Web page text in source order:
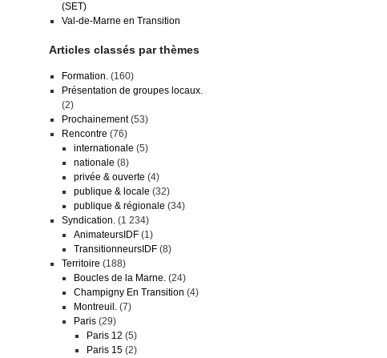
(SET)
Val-de-Marne en Transition
Articles classés par thèmes
Formation.(160)
Présentation de groupes locaux.
(2)
Prochainement(53)
Rencontre (76)
internationale (5)
nationale (8)
privée & ouverte (4)
publique & locale (32)
publique & régionale (34)
Syndication.(1 234)
AnimateursIDF (1)
TransitionneursIDF (8)
Territoire (188)
Boucles de la Marne. (24)
Champigny En Transition (4)
Montreuil. (7)
Paris (29)
Paris 12 (5)
Paris 15(2)